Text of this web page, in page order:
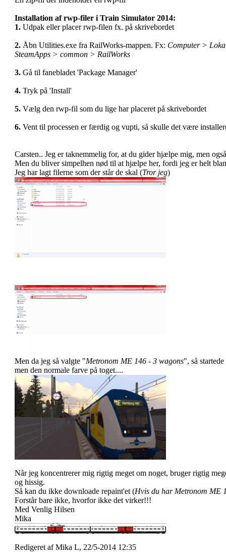
Installation af rwp-filer i Train Simulator 2014:
1. Udpak eller placer rwp-filen fx. på skrivebordet
2. Åbn Utilities.exe fra RailWorks-mappen. Fx: Computer >
SteamApps > common > RailWorks
3. Gå til fanebladet 'Package Manager'
4. Tryk på 'Install'
5. Vælg den rwp-fil som du lige har placeret på skrivebordet
6. Vent til processen er færdig og vupti, så skulle det være
Carsten.. Jeg er taknemmelig for, at du gider hjælpe mig, men
Men du bliver simpelhen nød til at hjælpe her, fordi jeg er helt
Jeg har lagt filerne som der står de skal (Tror jeg)
Men da jeg så valgte "Metronom ME 146 - 3 wagons", så
men den normale farve på toget....
Når jeg koncentrerer mig rigtig meget om noget, bruger rigtig
og hissig.
Så kan du ikke downloade repaint'et (Hvis du har Metronom ME
Forstår bare ikke, hvorfor ikke det virker!!!
Med Venlig Hilsen
Mika
Redigeret af Mika L, 22/5-2014 12:35